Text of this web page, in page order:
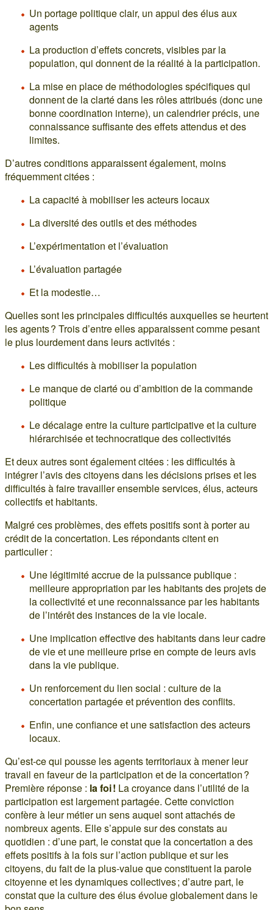
Un portage politique clair, un appui des élus aux
agents
La production d’effets concrets, visibles par la
population, qui donnent de la réalité à la participation.
La mise en place de méthodologies spécifiques qui
donnent de la clarté dans les rôles attribués (donc une
bonne coordination interne), un calendrier précis, une
connaissance suffisante des effets attendus et des
limites.
D’autres conditions apparaissent également, moins
fréquemment citées :
La capacité à mobiliser les acteurs locaux
La diversité des outils et des méthodes
L’expérimentation et l’évaluation
L’évaluation partagée
Et la modestie…
Quelles sont les principales difficultés auxquelles se heurtent
les agents ? Trois d’entre elles apparaissent comme pesant
le plus lourdement dans leurs activités :
Les difficultés à mobiliser la population
Le manque de clarté ou d’ambition de la commande
politique
Le décalage entre la culture participative et la culture
hiérarchisée et technocratique des collectivités
Et deux autres sont également citées : les difficultés à
intégrer l’avis des citoyens dans les décisions prises et les
difficultés à faire travailler ensemble services, élus, acteurs
collectifs et habitants.
Malgré ces problèmes, des effets positifs sont à porter au
crédit de la concertation. Les répondants citent en
particulier :
Une légitimité accrue de la puissance publique :
meilleure appropriation par les habitants des projets de
la collectivité et une reconnaissance par les habitants
de l’intérêt des instances de la vie locale.
Une implication effective des habitants dans leur cadre
de vie et une meilleure prise en compte de leurs avis
dans la vie publique.
Un renforcement du lien social : culture de la
concertation partagée et prévention des conflits.
Enfin, une confiance et une satisfaction des acteurs
locaux.
Qu’est-ce qui pousse les agents territoriaux à mener leur
travail en faveur de la participation et de la concertation ?
Première réponse : la foi ! La croyance dans l’utilité de la
participation est largement partagée. Cette conviction
confère à leur métier un sens auquel sont attachés de
nombreux agents. Elle s’appuie sur des constats au
quotidien : d’une part, le constat que la concertation a des
effets positifs à la fois sur l’action publique et sur les
citoyens, du fait de la plus-value que constituent la parole
citoyenne et les dynamiques collectives ; d’autre part, le
constat que la culture des élus évolue globalement dans le